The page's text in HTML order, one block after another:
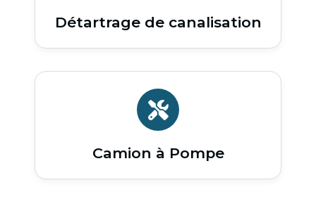
Détartrage de canalisation
Camion à Pompe